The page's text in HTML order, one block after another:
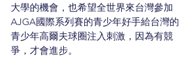
大學的機會，也希望全世界來台灣參加
AJGA國際系列賽的青少年好手給台灣的
青少年高爾夫球圈注入刺激，因為有競
爭，才會進步。